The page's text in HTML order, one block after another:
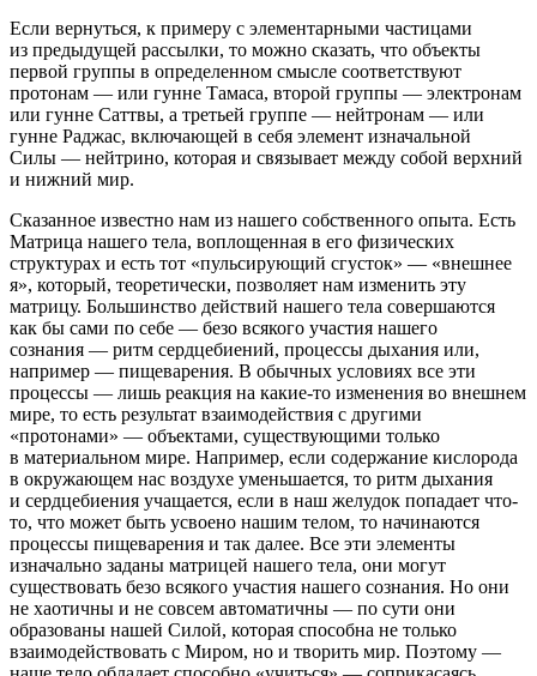
Если вернуться, к примеру с элементарными частицами
из предыдущей рассылки, то можно сказать, что объекты
первой группы в определенном смысле соответствуют
протонам — или гунне Тамаса, второй группы — электронам
или гунне Саттвы, а третьей группе — нейтронам — или
гунне Раджас, включающей в себя элемент изначальной
Силы — нейтрино, которая и связывает между собой верхний
и нижний мир.
Сказанное известно нам из нашего собственного опыта. Есть
Матрица нашего тела, воплощенная в его физических
структурах и есть тот «пульсирующий сгусток» — «внешнее
я», который, теоретически, позволяет нам изменить эту
матрицу. Большинство действий нашего тела совершаются
как бы сами по себе — безо всякого участия нашего
сознания — ритм сердцебиений, процессы дыхания или,
например — пищеварения. В обычных условиях все эти
процессы — лишь реакция на какие-то изменения во внешнем
мире, то есть результат взаимодействия с другими
«протонами» — объектами, существующими только
в материальном мире. Например, если содержание кислорода
в окружающем нас воздухе уменьшается, то ритм дыхания
и сердцебиения учащается, если в наш желудок попадает что-
то, что может быть усвоено нашим телом, то начинаются
процессы пищеварения и так далее. Все эти элементы
изначально заданы матрицей нашего тела, они могут
существовать безо всякого участия нашего сознания. Но они
не хаотичны и не совсем автоматичны — по сути они
образованы нашей Силой, которая способна не только
взаимодействовать с Миром, но и творить мир. Поэтому —